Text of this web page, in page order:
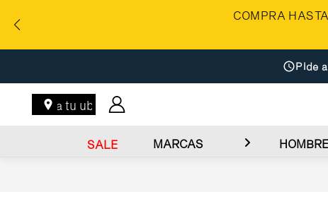
COMPRA
Pide
Ingresa tu ubicación
SALE MARCAS HOMBRE